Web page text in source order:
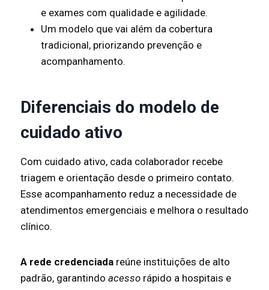
e exames com qualidade e agilidade.
Um modelo que vai além da cobertura
tradicional, priorizando prevenção e
acompanhamento.
Diferenciais do modelo de
cuidado ativo
Com cuidado ativo, cada colaborador recebe
triagem e orientação desde o primeiro contato.
Esse acompanhamento reduz a necessidade de
atendimentos emergenciais e melhora o resultado
clínico.
A rede credenciada reúne instituições de alto
padrão, garantindo acesso rápido a hospitais e